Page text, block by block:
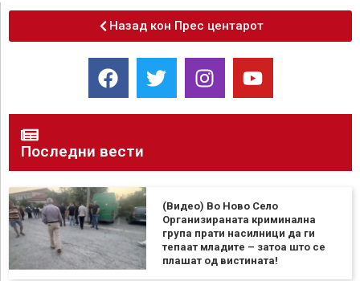
Назад кон Прес центарот
Последни вести
(Видео) Во Ново Село
Организираната криминална
група прати насилници да ги
тепаат младите – затоа што се
плашат од вистината!